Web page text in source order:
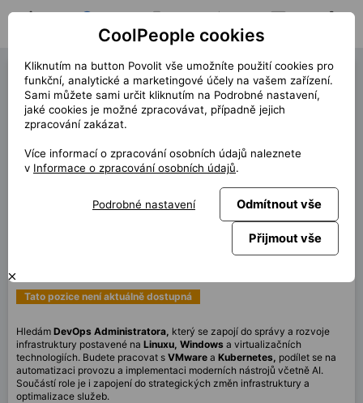
Hledat pozici Moje pozice Notifikace
DevOps Administrator
(42904)
« zpět
Místo
Brno
HPP Klient
Tato pozice není aktuálně dostupná
Hledám DevOps Administratora, který se zapojí do správy a rozvoje
infrastruktury postavené na Linuxu, Windows a virtualizačních
technologiích. Budete pracovat s VMware a Kubernetes, podílet se na
automatizaci provozu a implementaci moderních nástrojů včetně AI.
Součástí role je i zapojení do strategických změn infrastruktury a
optimalizace služeb.
CoolPeople cookies
Kliknutím na button Povolit vše umožníte použití cookies pro
funkční, analytické a marketingové účely na vašem zařízení.
Sami můžete sami určit kliknutím na Podrobné nastavení,
jaké cookies je možné zpracovávat, případně jejich
zpracování zakázat.
Více informací o zpracování osobních údajů naleznete
v Informace o zpracování osobních údajů.
Podrobné nastavení Odmítnout vše
Přijmout vše